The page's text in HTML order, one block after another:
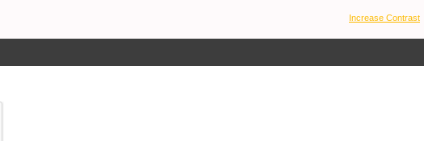
Increase Contrast